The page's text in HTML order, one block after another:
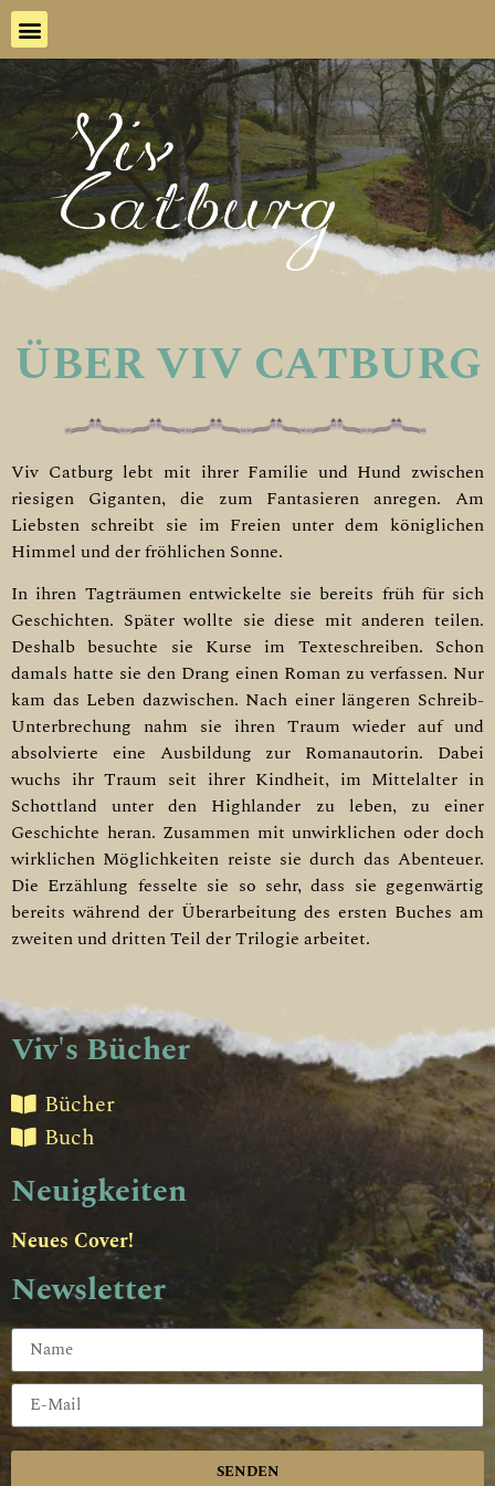
ÜBER VIV CATBURG
Viv Catburg lebt mit ihrer Familie und Hund zwischen
riesigen Giganten, die zum Fantasieren anregen. Am
Liebsten schreibt sie im Freien unter dem königlichen
Himmel und der fröhlichen Sonne.
In ihren Tagträumen entwickelte sie bereits früh für sich
Geschichten. Später wollte sie diese mit anderen teilen.
Deshalb besuchte sie Kurse im Texteschreiben. Schon
damals hatte sie den Drang einen Roman zu verfassen. Nur
kam das Leben dazwischen. Nach einer längeren Schreib-
Unterbrechung nahm sie ihren Traum wieder auf und
absolvierte eine Ausbildung zur Romanautorin. Dabei
wuchs ihr Traum seit ihrer Kindheit, im Mittelalter in
Schottland unter den Highlander zu leben, zu einer
Geschichte heran. Zusammen mit unwirklichen oder doch
wirklichen Möglichkeiten reiste sie durch das Abenteuer.
Die Erzählung fesselte sie so sehr, dass sie gegenwärtig
bereits während der Überarbeitung des ersten Buches am
zweiten und dritten Teil der Trilogie arbeitet.
Viv's Bücher
Bücher
Buch
Neuigkeiten
Neues Cover!
Newsletter
SENDEN